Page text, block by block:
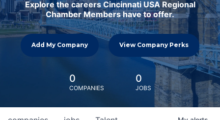
Explore the careers Cincinnati USA Regional
Chamber Members have to offer.
Add My Company View Company Perks
0
COMPANIES
0
JOBS